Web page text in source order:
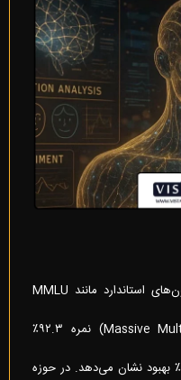
در آزمون‌های استاندارد مانند MMLU
(Massive Multitask Language Understanding) نمره ۹۲.۳٪
کسب کرده که نسبت به نسخه قبلی ۸.۵٪ بهبود نشان می‌دهد. در حوزه